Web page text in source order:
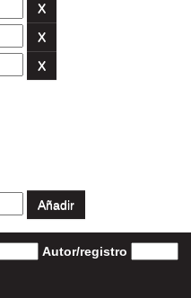
Autor/registro